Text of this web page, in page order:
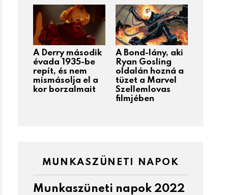
A Derry második
évada 1935-be
repít, és nem
mismásolja el a
kor borzalmait
A Bond-lány, aki
Ryan Gosling
oldalán hozná a
tüzet a Marvel
Szellemlovas
filmjében
MUNKASZÜNETI NAPOK
Munkaszüneti napok 2022